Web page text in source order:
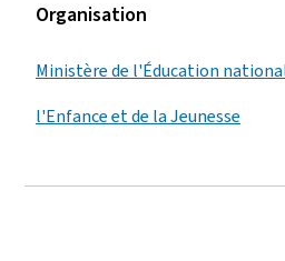
Organisation
Ministère de l'Éducation
l'Enfance et de la Jeunesse